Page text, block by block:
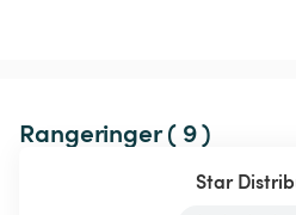
Rangeringer ( 9 )
Star